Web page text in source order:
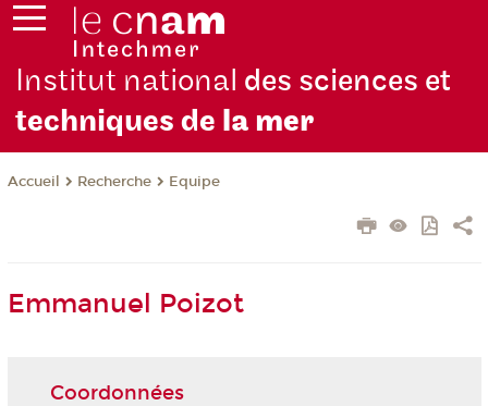
Institut national des sciences et
techniques de la mer
Accueil Recherche Equipe
Emmanuel Poizot
Coordonnées